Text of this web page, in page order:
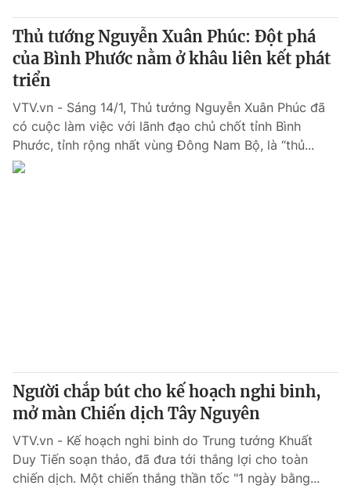
Thủ tướng Nguyễn Xuân Phúc: Đột phá
của Bình Phước nằm ở khâu liên kết phát
triển
VTV.vn - Sáng 14/1, Thủ tướng Nguyễn Xuân Phúc đã
có cuộc làm việc với lãnh đạo chủ chốt tỉnh Bình
Phước, tỉnh rộng nhất vùng Đông Nam Bộ, là “thủ...
Người chắp bút cho kế hoạch nghi binh,
mở màn Chiến dịch Tây Nguyên
VTV.vn - Kế hoạch nghi binh do Trung tướng Khuất
Duy Tiến soạn thảo, đã đưa tới thắng lợi cho toàn
chiến dịch. Một chiến thắng thần tốc "1 ngày bằng...